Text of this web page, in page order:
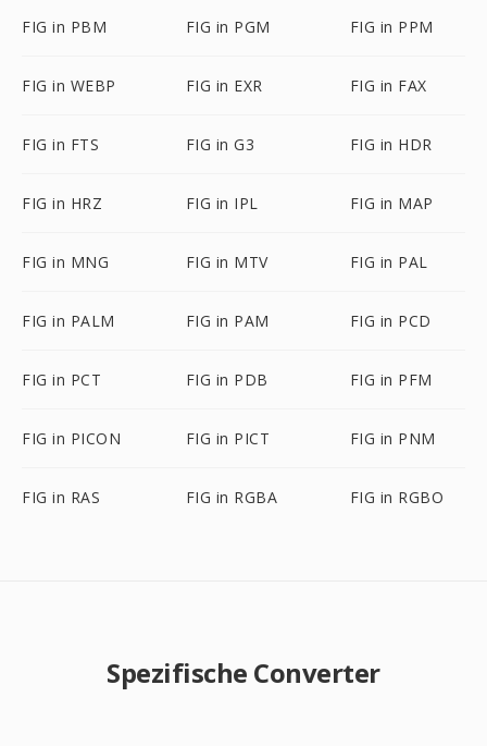
FIG in PBM FIG in PGM FIG in PPM
FIG in WEBP FIG in EXR FIG in FAX
FIG in FTS FIG in G3 FIG in HDR
FIG in HRZ FIG in IPL FIG in MAP
FIG in MNG FIG in MTV FIG in PAL
FIG in PALM FIG in PAM FIG in PCD
FIG in PCT FIG in PDB FIG in PFM
FIG in PICON FIG in PICT FIG in PNM
FIG in RAS FIG in RGBA FIG in RGBO
Spezifische Converter